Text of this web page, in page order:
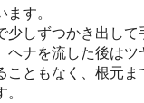
す。
しずつかき出し
ナを流した後は
ともなく、根元